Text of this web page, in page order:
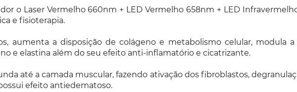
o Laser Vermelho 660nm + LED Vermelho 658nm + LED
e fisioterapia.
aumenta a disposição de colágeno e metabolismo celular, modula
e elastina além do seu efeito anti-inflamatório e cicatrizante.
até a camada muscular, fazendo ativação dos fibroblastos,
efeito antiedematoso.